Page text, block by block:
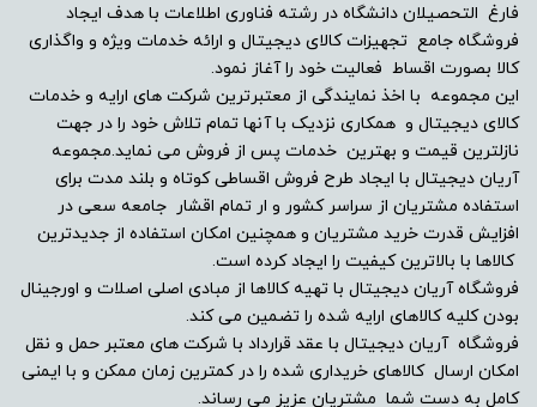
فارغ التحصیلان دانشگاه در رشته فناوری اطلاعات با هدف ایجاد
فروشگاه جامع تجهیزات کالای دیجیتال و ارائه خدمات ویژه و واگذاری
کالا بصورت اقساط فعالیت خود را آغاز نمود.
این مجموعه با اخذ نمایندگی از معتبرترین شرکت های ارایه و خدمات
کالای دیجیتال و همکاری نزدیک با آنها تمام تلاش خود را در جهت
نازلترین قیمت و بهترین خدمات پس از فروش می نماید.مجموعه
آریان دیجیتال با ایجاد طرح فروش اقساطی کوتاه و بلند مدت برای
استفاده مشتریان از سراسر کشور و ار تمام اقشار جامعه سعی در
افزایش قدرت خرید مشتریان و همچنین امکان استفاده از جدیدترین
کالاها با بالاترین کیفیت را ایجاد کرده است.
فروشگاه آریان دیجیتال با تهیه کالاها از مبادی اصلی اصلات و اورجینال
بودن کلیه کالاهای ارایه شده را تضمین می کند.
فروشگاه آریان دیجیتال با عقد قرارداد با شرکت های معتبر حمل و نقل
امکان ارسال کالاهای خریداری شده را در کمترین زمان ممکن و با ایمنی
کامل به دست شما مشتریان عزیز می رساند.